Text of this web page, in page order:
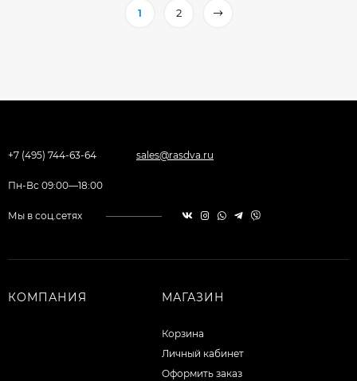
1 2
+7 (495) 744-63-64 sales@rasdva.ru
Пн-Вс 09:00—18:00
Мы в соц.сетях
КОМПАНИЯ МАГАЗИН
Корзина
Личный кабинет
Оформить заказ